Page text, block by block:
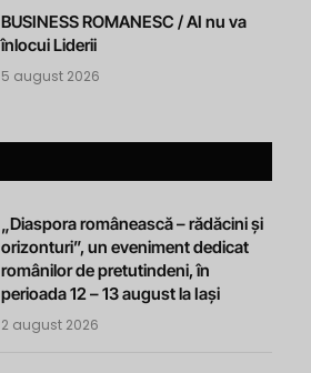
BUSINESS ROMANESC / AI nu va
înlocui Liderii
5 august 2026
„Diaspora românească – rădăcini și
orizonturi”, un eveniment dedicat
românilor de pretutindeni, în
perioada 12 – 13 august la Iași
2 august 2026